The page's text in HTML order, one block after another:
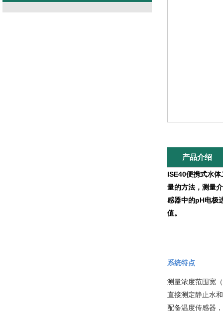
产品介绍
ISE40便携式水
量的方法，测量
感器中的pH电极
值。
系统特点
测量浓度范围宽
直接测定静止水
配备温度传感器